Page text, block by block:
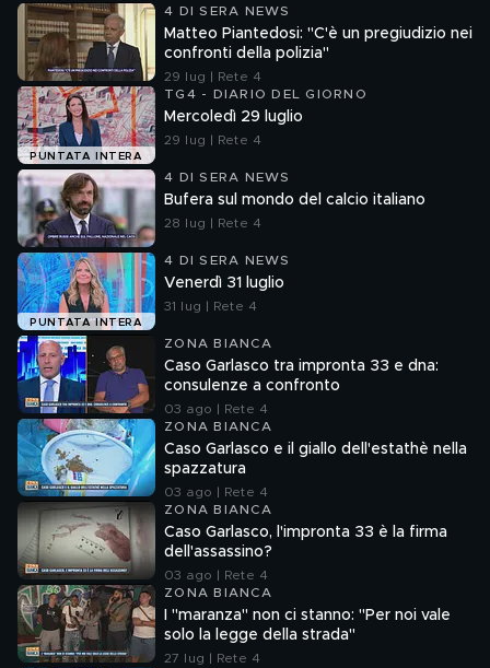
4 DI SERA NEWS
Matteo Piantedosi: "C'è un pregiudizio nei
confronti della polizia"
29 lug | Rete 4
PUNTATA INTERA
TG4 - DIARIO DEL GIORNO
Mercoledì 29 luglio
29 lug | Rete 4
4 DI SERA NEWS
Bufera sul mondo del calcio italiano
28 lug | Rete 4
PUNTATA INTERA
4 DI SERA NEWS
Venerdì 31 luglio
31 lug | Rete 4
ZONA BIANCA
Caso Garlasco tra impronta 33 e dna:
consulenze a confronto
03 ago | Rete 4
ZONA BIANCA
Caso Garlasco e il giallo dell'estathè nella
spazzatura
03 ago | Rete 4
ZONA BIANCA
Caso Garlasco, l'impronta 33 è la firma
dell'assassino?
03 ago | Rete 4
ZONA BIANCA
I "maranza" non ci stanno: "Per noi vale
solo la legge della strada"
27 lug | Rete 4